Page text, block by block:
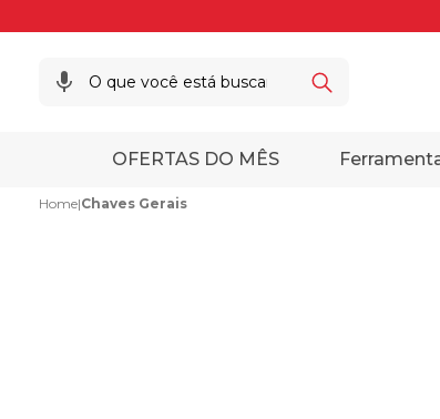
OFERTAS DO MÊS
Home|Chaves Gerais